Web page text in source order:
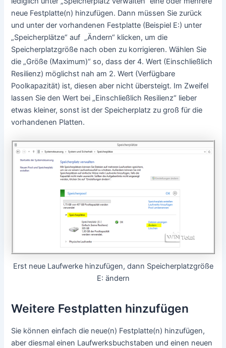
neue Festplatte(n) hinzufügen. Dann müssen Sie zurück
und unter der vorhandenen Festplatte (Beispiel E:) unter
„Speicherplätze“ auf „Ändern“ klicken, um die
Speicherplatzgröße nach oben zu korrigieren. Wählen Sie
die „Größe (Maximum)“ so, dass der 4. Wert (Einschließlich
Resilienz) möglichst nah am 2. Wert (Verfügbare
Poolkapazität) ist, diesen aber nicht übersteigt. Im Zweifel
lassen Sie den Wert bei „Einschließlich Resilienz“ lieber
etwas kleiner, sonst ist der Speicherplatz zu groß für die
vorhandenen Platten.
Erst neue Laufwerke hinzufügen, dann Speicherplatzgröße
E: ändern
Weitere Festplatten hinzufügen
Sie können einfach die neue(n) Festplatte(n) hinzufügen,
aber diesmal einen Laufwerksbuchstaben und einen neuen